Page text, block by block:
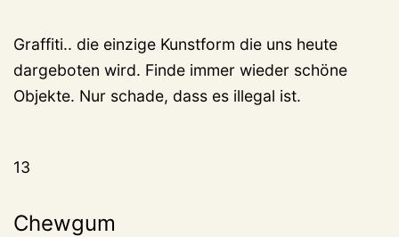
Graffiti.. die einzige Kunstform die uns heute
dargeboten wird. Finde immer wieder schöne
Objekte. Nur schade, dass es illegal ist.
13
Chewgum